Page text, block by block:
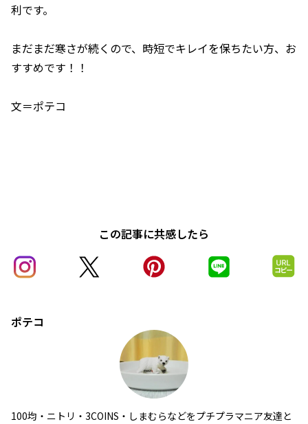
利です。
まだまだ寒さが続くので、時短でキレイを保ちたい方、お
すすめです！！
文＝ポテコ
この記事に共感したら
ポテコ
100均・ニトリ・3COINS・しまむらなどをプチプラマニア友達と